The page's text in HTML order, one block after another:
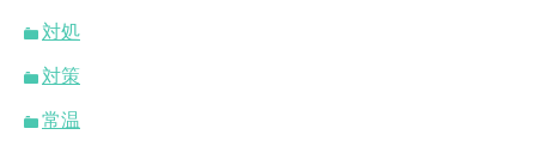
対処
対策
常温